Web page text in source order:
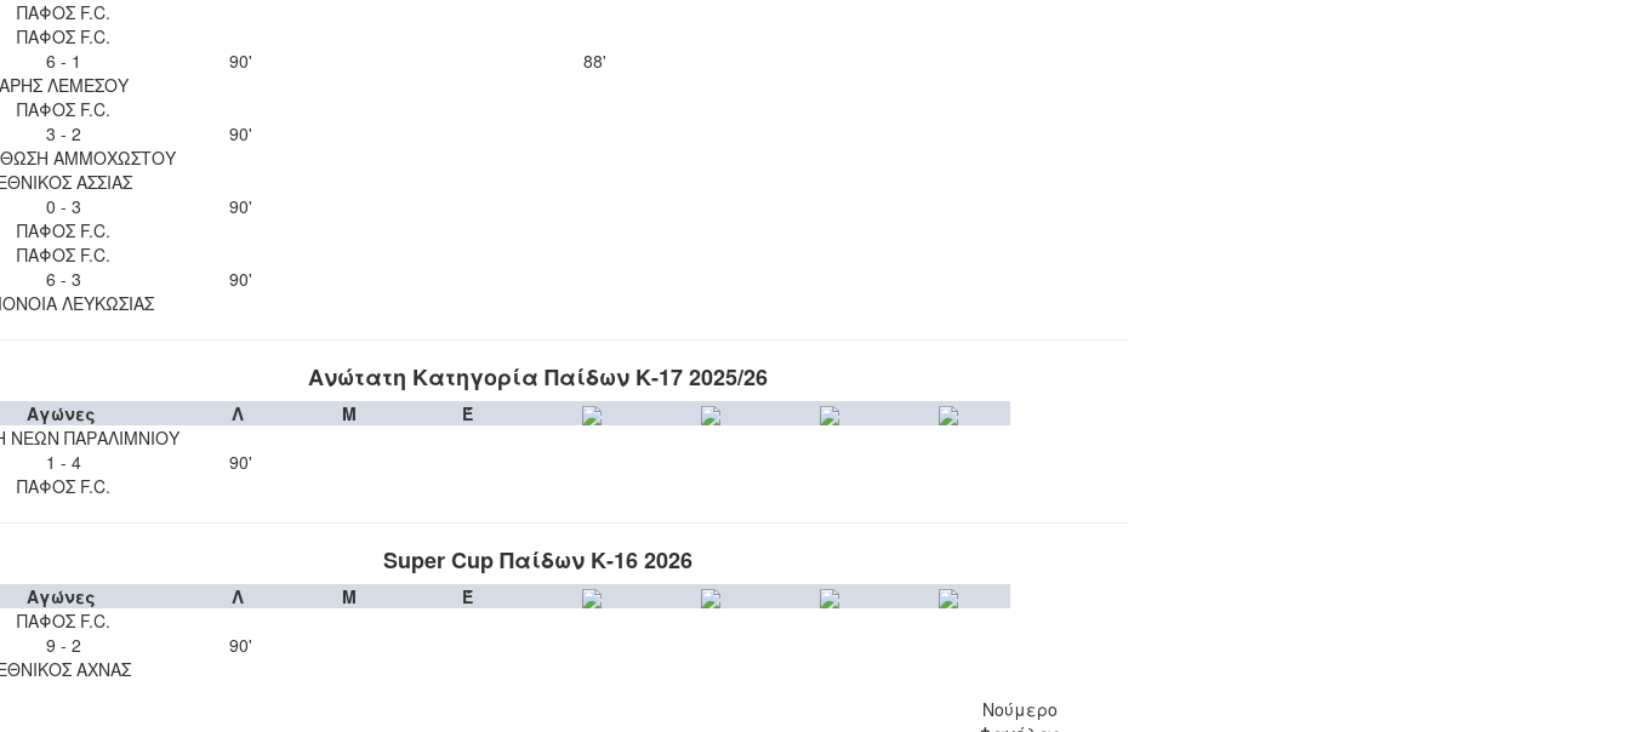
ΠΑΦΟΣ F.C.
ΠΑΦΟΣ F.C.
6 - 1
ΑΡΗΣ ΛΕΜΕΣΟΥ
90'
88'
ΠΑΦΟΣ F.C.
3 - 2
ΑΜΜΟΧΩΣΤΟΥ
90'
ΑΣΣΙΑΣ
0 - 3
ΠΑΦΟΣ F.C.
90'
ΠΑΦΟΣ F.C.
6 - 3
ΛΕΥΚΩΣΙΑΣ
90'
Ανώτατη Κατηγορία Παίδων Κ-17 2025/26
Αγώνες Λ Μ
Έ
ΝΕΩΝ ΠΑΡΑΛΙΜΝΙΟΥ
1 - 4
ΠΑΦΟΣ F.C.
90'
Super Cup Παίδων Κ-16 2026
Αγώνες Λ Μ
Έ
ΠΑΦΟΣ F.C.
9 - 2
ΑΧΝΑΣ
90'
Νούμερο